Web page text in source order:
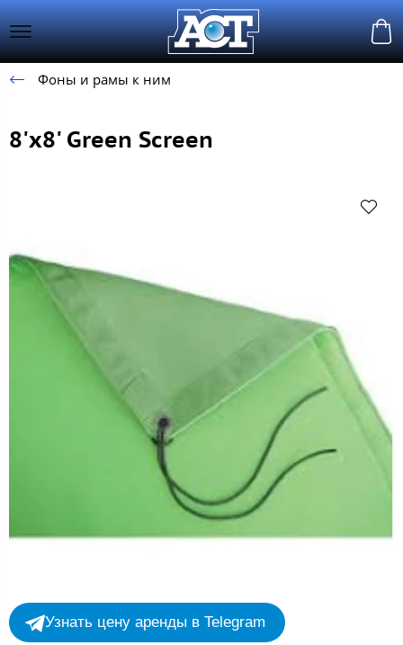
Фоны и рамы к ним
8'x8' Green Screen
Узнать цену аренды в Telegram